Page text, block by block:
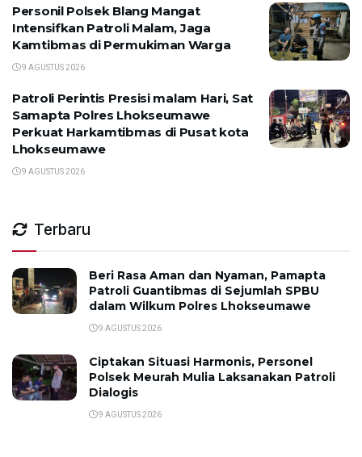
Personil Polsek Blang Mangat
Intensifkan Patroli Malam, Jaga
Kamtibmas di Permukiman Warga
9 AGUSTUS 2026
Patroli Perintis Presisi malam Hari, Sat
Samapta Polres Lhokseumawe
Perkuat Harkamtibmas di Pusat kota
Lhokseumawe
9 AGUSTUS 2026
Terbaru
Beri Rasa Aman dan Nyaman, Pamapta
Patroli Guantibmas di Sejumlah SPBU
dalam Wilkum Polres Lhokseumawe
9 AGUSTUS 2026
Ciptakan Situasi Harmonis, Personel
Polsek Meurah Mulia Laksanakan Patroli
Dialogis
9 AGUSTUS 2026